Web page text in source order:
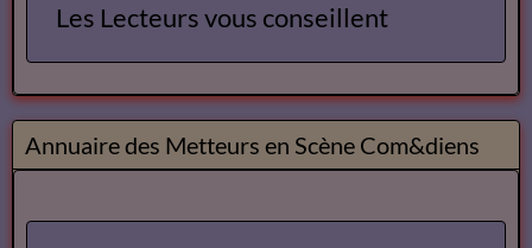
Les Lecteurs vous conseillent
Annuaire des Metteurs en Scène Com&diens